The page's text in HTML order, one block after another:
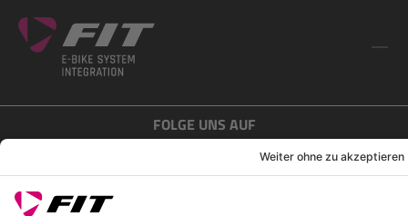
FOLGE UNS AUF